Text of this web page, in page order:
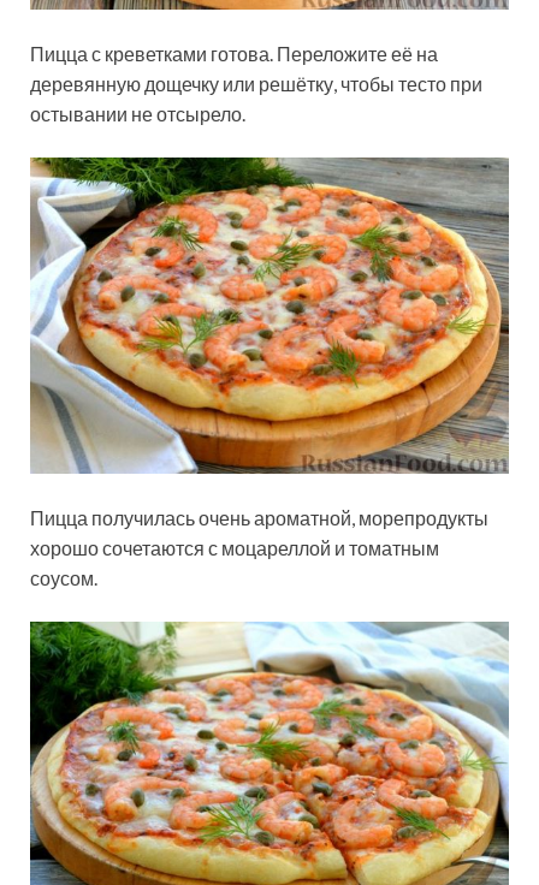
Пицца с креветками готова. Переложите её на
деревянную дощечку или решётку, чтобы тесто при
остывании не отсырело.
Пицца получилась очень ароматной, морепродукты
хорошо сочетаются с моцареллой и томатным
соусом.